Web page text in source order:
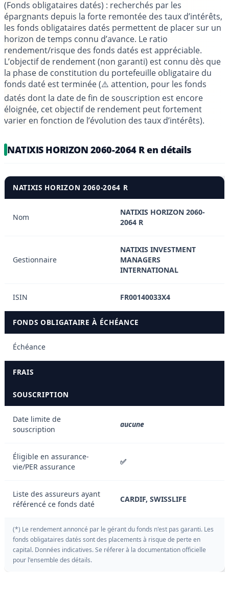
(Fonds obligataires datés) : recherchés par les
épargnants depuis la forte remontée des taux d’intérêts,
les fonds obligataires datés permettent de placer sur un
horizon de temps connu d’avance. Le ratio
rendement/risque des fonds datés est appréciable.
L’objectif de rendement (non garanti) est connu dès que
la phase de constitution du portefeuille obligataire du
fonds daté est terminée (⚠️ attention, pour les fonds
datés dont la date de fin de souscription est encore
éloignée, cet objectif de rendement peut fortement
varier en fonction de l’évolution des taux d’intérêts).
NATIXIS HORIZON 2060-2064 R en détails
NATIXIS HORIZON 2060-2064 R
Nom
NATIXIS HORIZON 2060-
2064 R
Gestionnaire
NATIXIS INVESTMENT
MANAGERS
INTERNATIONAL
ISIN FR00140033X4
FONDS OBLIGATAIRE À ÉCHÉANCE
Échéance
FRAIS
SOUSCRIPTION
Date limite de
souscription
aucune
Éligible en assurance-
vie/PER assurance
✅
Liste des assureurs ayant
référencé ce fonds daté
CARDIF, SWISSLIFE
(*) Le rendement annoncé par le gérant du fonds n'est pas garanti. Les
fonds obligataires datés sont des placements à risque de perte en
capital. Données indicatives. Se réferer à la documentation officielle
pour l'ensemble des détails.